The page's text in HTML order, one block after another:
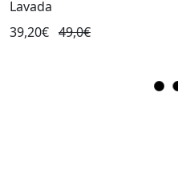
Lavada
39,20€ 49,0€